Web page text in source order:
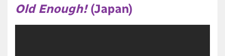
Old Enough!(Japan)